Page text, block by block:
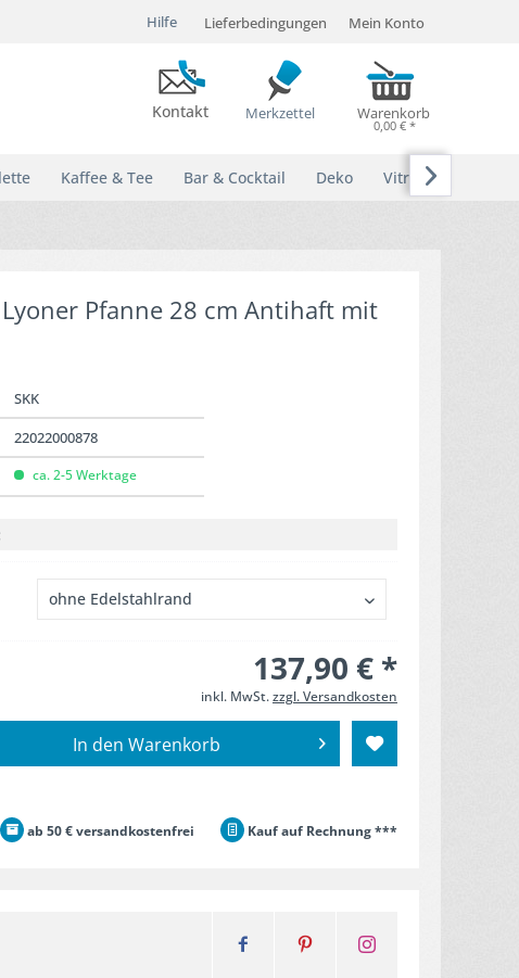
Hilfe Lieferbedingungen
Kontakt Merkzettel
Mein Konto
Warenkorb
0,00 € *
Kaffee & Tee Bar & Cocktail Deko Vitrinen

Lyoner Pfanne 28 cm Antihaft mit
SKK
22022000878
ca. 2-5 Werktage
137,90 € *
inkl. MwSt.zzgl. Versandkosten
In den Warenkorb
ab 50 € versandkostenfrei Kauf auf Rechnung ***